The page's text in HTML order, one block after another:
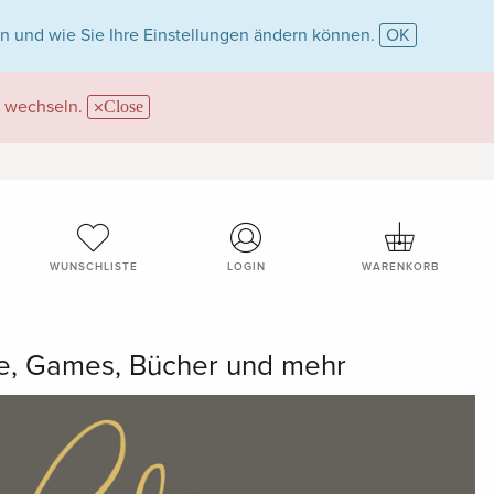
und wie Sie Ihre Einstellungen ändern können. OK
wechseln. Close
WUNSCHLISTE LOGIN WARENKORB
Games, Bücher und mehr